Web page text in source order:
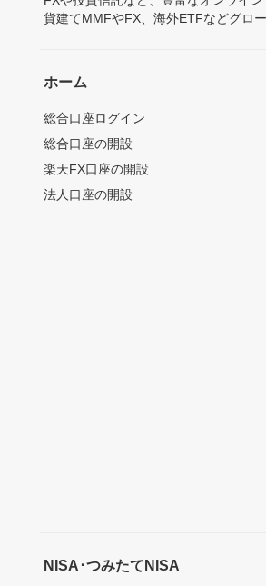
貨建てMMFやFX、海外ETFなどグロ
ホーム
総合口座ログイン
総合口座の開設
楽天FX口座の開設
法人口座の開設
NISA･つみたてNISA